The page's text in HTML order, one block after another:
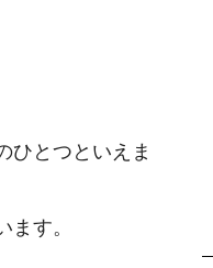
ひとつといえま
す。